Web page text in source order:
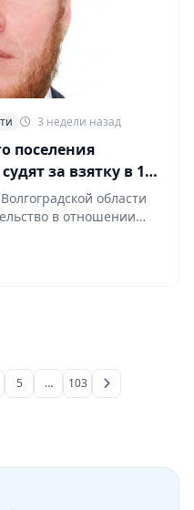
3 недели назад
поселения
за взятку в 12
области
в отношении
Артема…
5 … 103